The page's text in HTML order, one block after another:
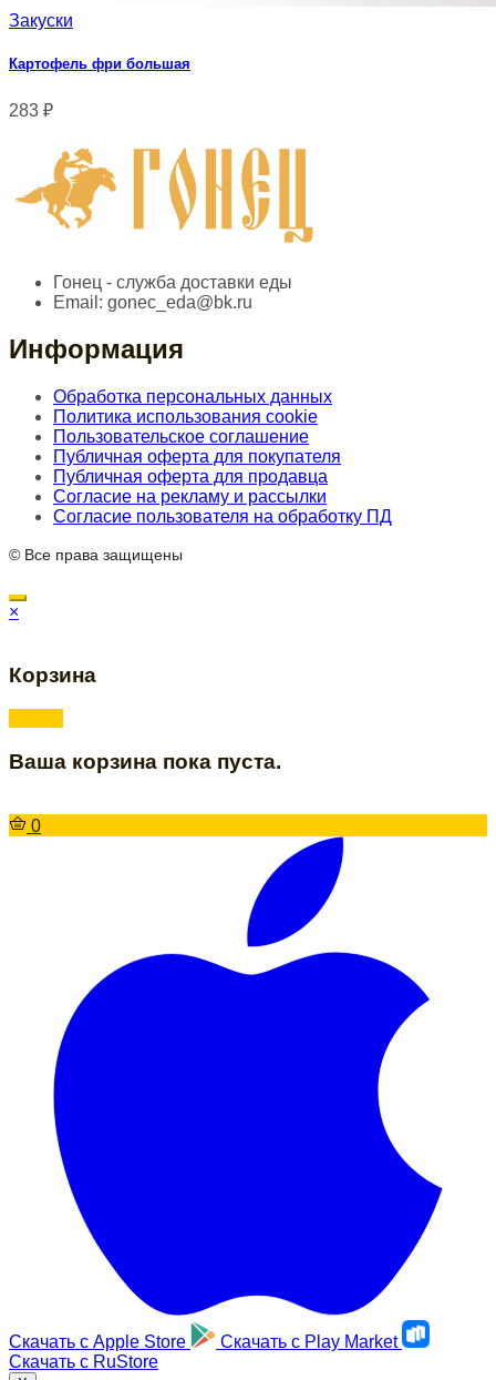
Закуски
Картофель фри большая
283 ₽
Гонец - служба доставки еды
Email: gonec_eda@bk.ru
Информация
Обработка персональных данных
Политика использования cookie
Пользовательское соглашение
Публичная оферта для покупателя
Публичная оферта для продавца
Согласие на рекламу и рассылки
Согласие пользователя на обработку ПД
© Все права защищены
×
Корзина
Ваша корзина пока пуста.
0
Скачать с Apple Store Скачать с Play Market
Скачать с RuStore